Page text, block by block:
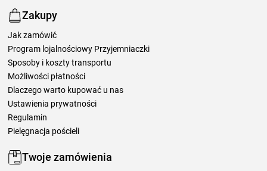
Zakupy
Jak zamówić
Program lojalnościowy Przyjemniaczki
Sposoby i koszty transportu
Możliwości płatności
Dlaczego warto kupować u nas
Ustawienia prywatności
Regulamin
Pielęgnacja pościeli
Twoje zamówienia